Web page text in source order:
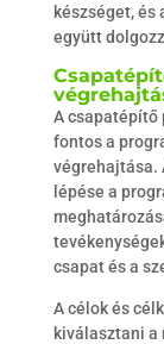
készséget, és
együtt
A csapatépítő
fontos a
végrehajtása.
lépése a
csapat és a
A célok és
kiválasztani a